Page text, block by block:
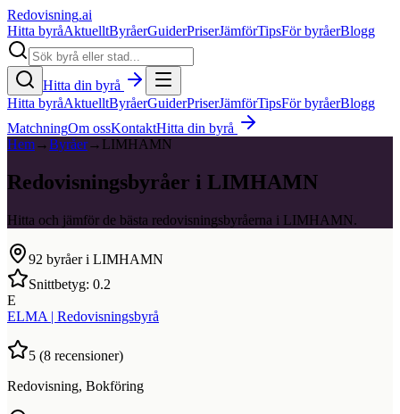
Redovisning.ai
Hitta byråAktuelltByråerGuiderPriserJämförTipsFör byråerBlogg
Hitta din byrå
Hitta byråAktuelltByråerGuiderPriserJämförTipsFör byråerBlogg
MatchningOm ossKontaktHitta din byrå
Hem→Byråer→ LIMHAMN
Redovisningsbyråer i LIMHAMN
Hitta och jämför de bästa redovisningsbyråerna i LIMHAMN.
92 byråer i LIMHAMN
Snittbetyg: 0.2
E
ELMA | Redovisningsbyrå
5 (8 recensioner)
Redovisning, Bokföring